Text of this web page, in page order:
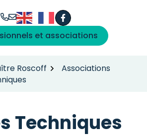
Facebook
(ouverture dans un
et associations
Roscoff
Associations
Techniques